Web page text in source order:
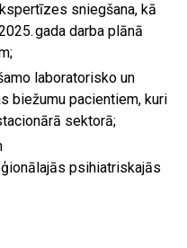
sniegšana, kā
gada darba plānā
laboratorisko un
biežumu pacientiem, kuri
sektorā;
psihiatriskajās